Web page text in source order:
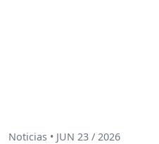
Noticias • JUN 23 / 2026